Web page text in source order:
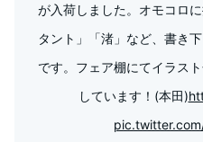
が入荷しました。オモコロ
タント」「渚」など、書き
です。フェア棚にてイラス
しています！(本田)